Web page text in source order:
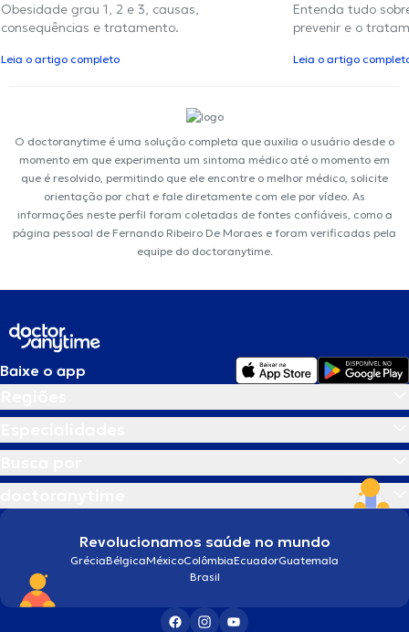
Obesidade grau 1, 2 e 3, causas,
consequências e tratamento.
Leia o artigo completo
Entenda tudo
prevenir e o
Leia o artigo
O doctoranytime é uma solução completa que auxilia o usuário desde o
momento em que experimenta um sintoma médico até o momento em
que é resolvido, permitindo que ele encontre o melhor médico, solicite
orientação por chat e fale diretamente com ele por vídeo. As
informações neste perfil foram coletadas de fontes confiáveis, como a
página pessoal de Fernando Ribeiro De Moraes e foram verificadas pela
equipe do doctoranytime.
Baixe o app
Revolucionamos saúde no mundo
GréciaBélgicaMéxicoColômbiaEcuadorGuatemala
Brasil